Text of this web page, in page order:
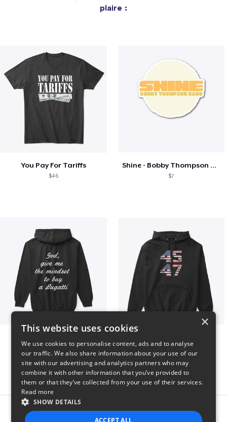
plaire :
You Pay For Tariffs
$46
Shine - Bobby Thompson Band Merch
$7
$51 $40
Report this product
×
This website uses cookies
We use cookies to personalise content, ads and to analyse
our traffic. We also share information about your use of our
site with our advertising and analytics partners who may
combine it with other information that you’ve provided to
them or that they’ve collected from your use of their services.
Read more
SHOW DETAILS
ACCEPT ALL